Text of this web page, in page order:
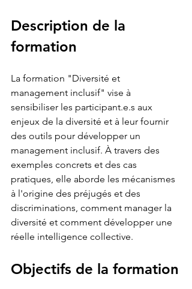
Description de la
formation
La formation "Diversité et
management inclusif" vise à
sensibiliser les participant.e.s aux
enjeux de la diversité et à leur fournir
des outils pour développer un
management inclusif. À travers des
exemples concrets et des cas
pratiques, elle aborde les mécanismes
à l'origine des préjugés et des
discriminations, comment manager la
diversité et comment développer une
réelle intelligence collective.
Objectifs de la formation